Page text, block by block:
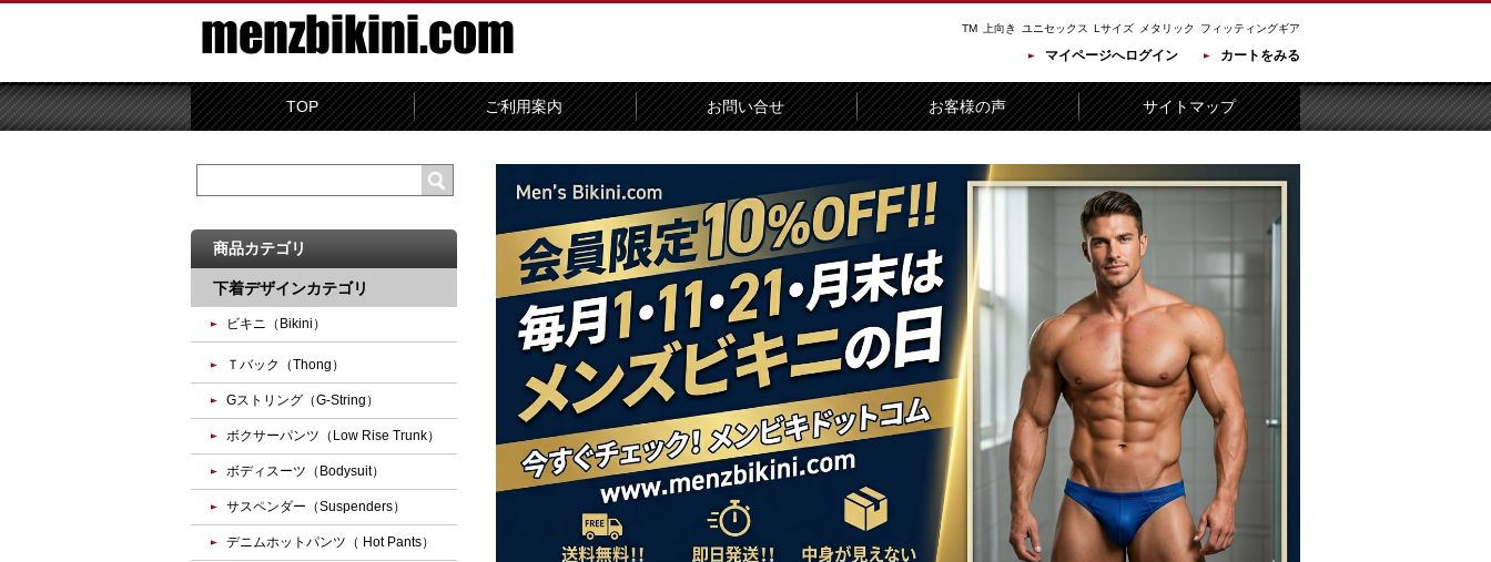
TM 上向き ユニセックス Lサイズ メタリック フィッティングギア
マイページへログイン カートをみる
TOP ご利用案内 お問い合せ お客様の声 サイトマップ
商品カテゴリ
下着デザインカテゴリ
ビキニ（Bikini）
Ｔバック（Thong）
Gストリング（G-String）
ボクサーパンツ（Low Rise Trunk）
ボディスーツ（Bodysuit）
サスペンダー（Suspenders）
デニムホットパンツ（ Hot Pants）